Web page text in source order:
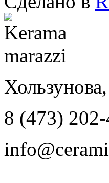
8 (473)